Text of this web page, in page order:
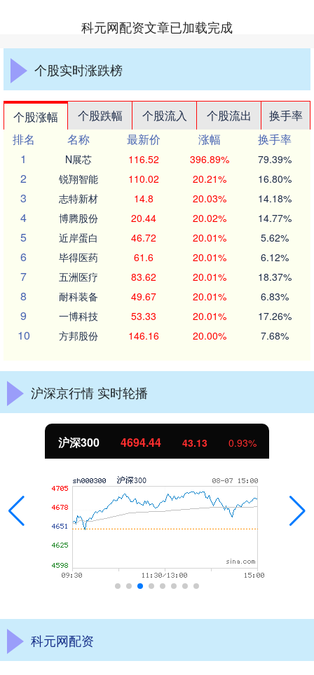
科元网配资文章已加载完成
个股实时涨跌榜
个股涨幅 个股跌幅 个股流入 个股流出
换手率
排名
名称 最新价 涨幅
换手率
1
N展芯 116.52 396.89% 79.39%
2 锐翔智能 110.02 20.21% 16.80%
3 志特新材 14.8 20.03% 14.18%
4 博腾股份 20.44 20.02% 14.77%
5 近岸蛋白 46.72 20.01% 5.62%
6 毕得医药 61.6 20.01% 6.12%
7 五洲医疗 83.62 20.01% 18.37%
8 耐科装备 49.67 20.01% 6.83%
9 一博科技 53.33 20.01% 17.26%
10 方邦股份 146.16 20.00% 7.68%
沪深京行情 实时轮播
沪深300 4694.44 43.13 0.93%
科元网配资